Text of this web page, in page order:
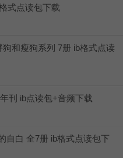
式点读包下载
和瘦狗系列 7册 ib格式点读
刊 ib点读包+音频下载
自白 全7册 ib格式点读包下